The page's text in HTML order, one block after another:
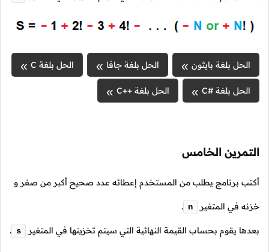
الحل بلغة بايثون الحل بلغة جافا الحل بلغة C
الحل بلغة #C الحل بلغة ++C
التمرين الخامس
أكتب برنامج يطلب من المستخدم إعطائه عدد صحيح أكبر من صفر و
خزنه في المتغير n
.
بعدها يقوم بحساب القيمة النهائية التي سيتم تخزينها في المتغير s
.